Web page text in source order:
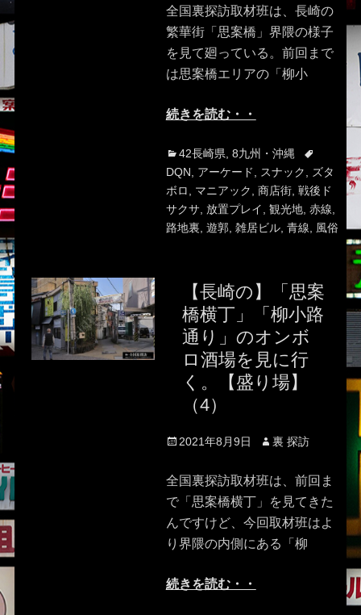
全国裏探訪取材班は、長崎の
繁華街「思案橋」界隈の様子
を見て廻っている。前回まで
は思案橋エリアの「柳小
続きを読む・・
Categories
42長崎県 8九州・沖縄
Tags
DQN
アーケード スナック
ズタ
ボロ
マニアック 商店街, 戦後ド
サクサ, 放置プレイ 観光地, 赤線
路地裏 遊郭, 雑居ビル, 青線 風俗
【長崎の】「思案
橋横丁」「柳小路
通り」のオンボ
ロ酒場を見に行
く。【盛り場】
（4）
Posted
2021年8月9日 Author
裏 探訪
全国裏探訪取材班は、前回ま
で「思案橋横丁」を見てきた
んですけど、今回取材班はよ
り界隈の内側にある「柳
続きを読む・・